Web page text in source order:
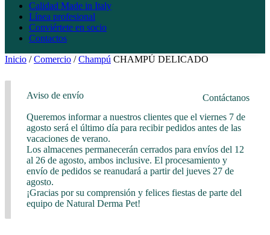
Calidad Made in Italy
Línea profesional
Conviértete en socio
Contactos
Inicio /Comercio /Champú CHAMPÚ DELICADO
Contáctanos
Aviso de envío
Queremos informar a nuestros clientes que el viernes 7 de
agosto será el último día para recibir pedidos antes de las
vacaciones de verano.
Los almacenes permanecerán cerrados para envíos del 12
al 26 de agosto, ambos inclusive. El procesamiento y
envío de pedidos se reanudará a partir del jueves 27 de
agosto.
¡Gracias por su comprensión y felices fiestas de parte del
equipo de Natural Derma Pet!